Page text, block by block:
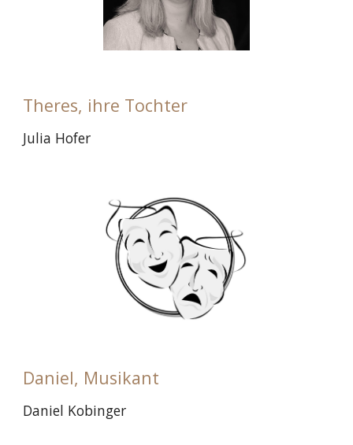
Theres, ihre Tochter
Julia Hofer
Daniel, Musikant
Daniel Kobinger